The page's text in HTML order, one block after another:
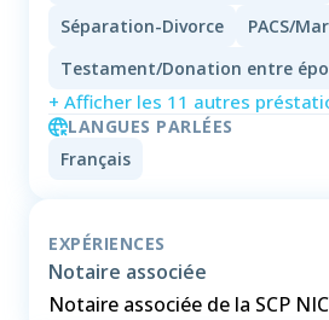
Séparation-Divorce
PACS/
Testament/Donation entre
+ Afficher les 11 autres
LANGUES PARLÉES
Français
EXPÉRIENCES
Notaire associée
Notaire associée de la SCP